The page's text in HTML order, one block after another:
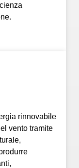
rinnovabile
vento tramite